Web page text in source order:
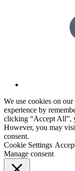
We use cookies on
experience by
clicking “Accept All”,
However, you may
consent.
Cookie Settings
Manage consent